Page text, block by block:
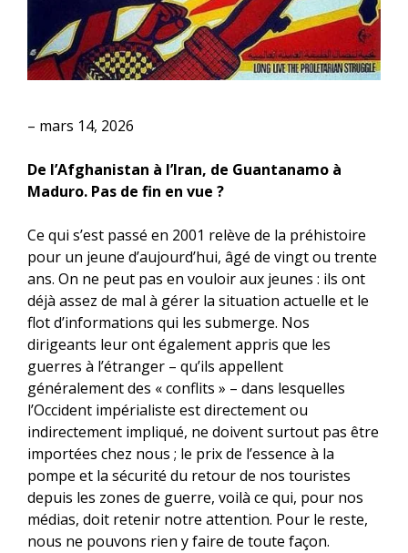
– mars 14, 2026
De l’Afghanistan à l’Iran, de Guantanamo à
Maduro. Pas de fin en vue ?
Ce qui s’est passé en 2001 relève de la préhistoire
pour un jeune d’aujourd’hui, âgé de vingt ou trente
ans. On ne peut pas en vouloir aux jeunes : ils ont
déjà assez de mal à gérer la situation actuelle et le
flot d’informations qui les submerge. Nos
dirigeants leur ont également appris que les
guerres à l’étranger – qu’ils appellent
généralement des « conflits » – dans lesquelles
l’Occident impérialiste est directement ou
indirectement impliqué, ne doivent surtout pas être
importées chez nous ; le prix de l’essence à la
pompe et la sécurité du retour de nos touristes
depuis les zones de guerre, voilà ce qui, pour nos
médias, doit retenir notre attention. Pour le reste,
nous ne pouvons rien y faire de toute façon.